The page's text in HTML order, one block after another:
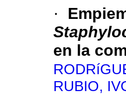
·
en la
RUBIO,